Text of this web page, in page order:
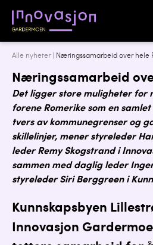
Alle nyheter| Næringssamarbeid over hele
Næringssamarbeid
Det ligger store muligheter for
forene Romerike som en
tvers av kommunegrenser og
skillelinjer, mener styreleder
leder Remy Skogstrand i
sammen med daglig leder
styreleder Siri Berggreen i
Kunnskapsbyen
Innovasjon